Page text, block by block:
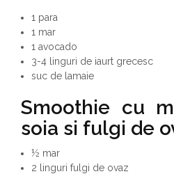
1 para
1 mar
1 avocado
3-4 linguri de iaurt grecesc
suc de lamaie
Smoothie cu
soia si fulgi de
½ mar
2 linguri fulgi de ovaz